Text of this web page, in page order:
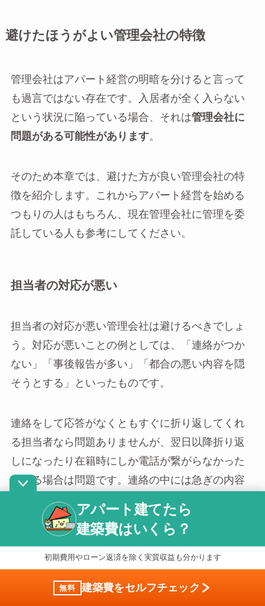
避けたほうがよい管理会社の特徴
管理会社はアパート経営の明暗を分けると言って
も過言ではない存在です。入居者が全く入らない
という状況に陥っている場合、それは管理会社に
問題がある可能性があります。
そのため本章では、避けた方が良い管理会社の特
徴を紹介します。これからアパート経営を始める
つもりの人はもちろん、現在管理会社に管理を委
託している人も参考にしてください。
担当者の対応が悪い
担当者の対応が悪い管理会社は避けるべきでしょ
う。対応が悪いことの例としては、「連絡がつか
ない」「事後報告が多い」「都合の悪い内容を隠
そうとする」といったものです。
連絡をして応答がなくともすぐに折り返してくれ
る担当者なら問題ありませんが、翌日以降折り返
しになったり在籍時にしか電話が繋がらなかった
りする場合は問題です。連絡の中には急ぎの内容
避けるべきです。
また、オーナーの了承を得ずに行動をして事後報
ないところで知らない支出が発生し、
アパート建てたら
建築費はいくら？
初期費用やローン返済を除く実質収益も分かります
無料 建築費をセルフチェック